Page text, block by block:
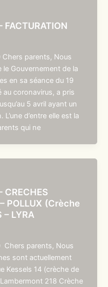
FACTURATION
parents, Nous
Gouvernement de la
en sa séance du 19
au coronavirus, a pris
5 avril ayant un
d’entre elle est la
qui ne
CRECHES
POLLUX (Crèche
– LYRA
Chers parents, Nous
sont actuellement
Kessels 14 (crèche de
218 Crèche